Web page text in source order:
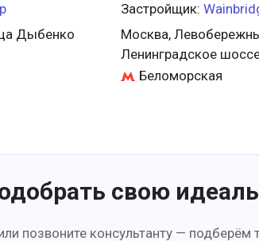
Дыбенко
Застройщик:
Москва,
Ленинградское
Беломорская
свою
позвоните консультанту —